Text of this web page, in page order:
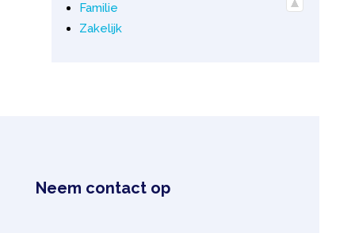
Familie
Zakelijk
Neem contact op